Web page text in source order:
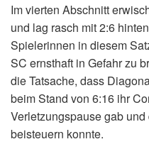
Im vierten Abschnitt
und lag rasch mit 2:6
Spielerinnen in diesem
SC ernsthaft in Gefahr zu
die Tatsache, dass
beim Stand von 6:16 ihr
Verletzungspause gab
beisteuern konnte.